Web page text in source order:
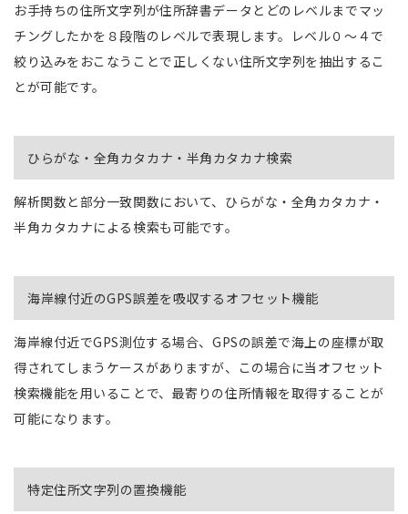
お手持ちの住所文字列が住所辞書データとどのレベルまでマッ
チングしたかを８段階のレベルで表現します。レベル０～４で
絞り込みをおこなうことで正しくない住所文字列を抽出するこ
とが可能です。
ひらがな・全角カタカナ・半角カタカナ検索
解析関数と部分一致関数において、ひらがな・全角カタカナ・
半角カタカナによる検索も可能です。
海岸線付近のGPS誤差を吸収するオフセット機能
海岸線付近でGPS測位する場合、GPSの誤差で海上の座標が取
得されてしまうケースがありますが、この場合に当オフセット
検索機能を用いることで、最寄りの住所情報を取得することが
可能になります。
特定住所文字列の置換機能